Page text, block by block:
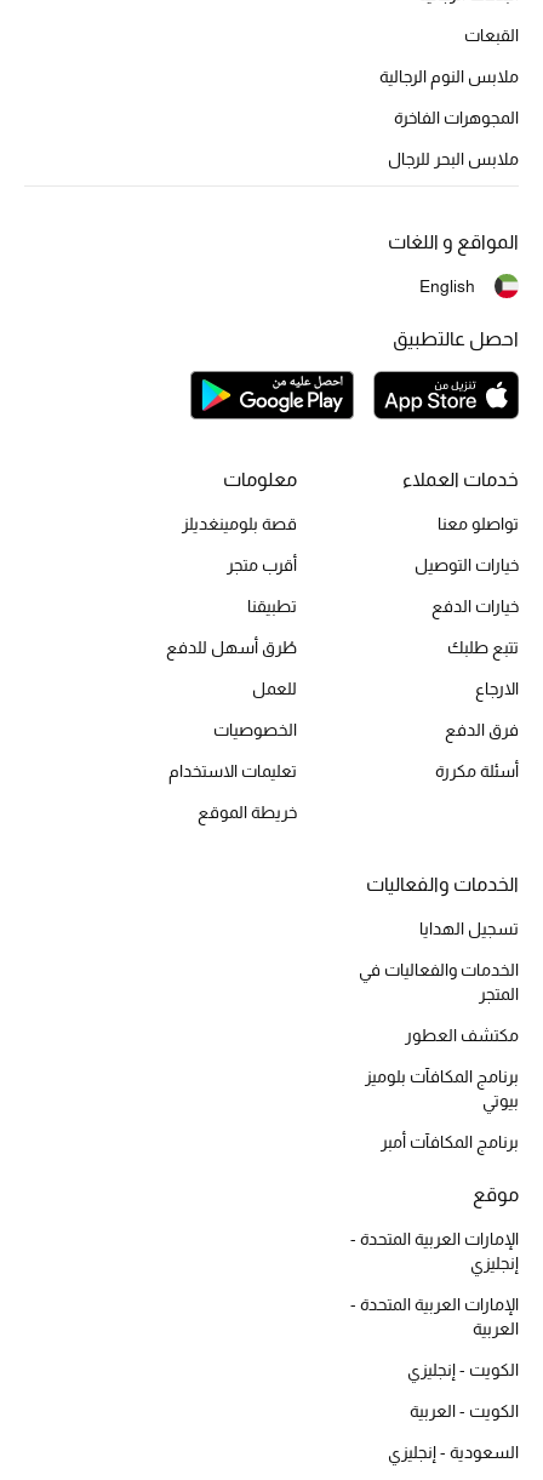
ركن الفخامة
جميع الملابس النسائية
جميع الأحذية النسائية
تسوقوا للنساء
الحقائب
الحقائب النسائية
دليل ملتزمات الحقائب
حقائب رجالية
حقائب الأطفال
أبرز الحقائب
تسوقوا الحقائب
تشكيلة الأحذية
الأحذية الرجالية
أبرز المصممين
القبعات
ملابس النوم الرجالية
المجوهرات الفاخرة
ملابس البحر للرجال
خدمات العملاء
تواصلو معنا
خيارات التوصيل
خيارات الدفع
تتبع طلبك
الارجاع
فرق الدفع
أسئلة مكررة
معلومات
قصة بلومينغديلز
أقرب متجر
تطبيقنا
طُرق أسهل للدفع
للعمل
الخصوصيات
تعليمات الاستخدام
خريطة الموقع
الخدمات والفعاليات
تسجيل الهدايا
الخدمات والفعاليات في
المتجر
مكتشف العطور
برنامج المكافآت بلوميز
بيوتي
برنامج المكافآت أمبر
موقع
الإمارات العربية المتحدة -
إنجليزي
الإمارات العربية المتحدة -
العربية
الكويت - إنجليزي
الكويت - العربية
السعودية - إنجليزي
المواقع و اللغات
English
احصل عالتطبيق